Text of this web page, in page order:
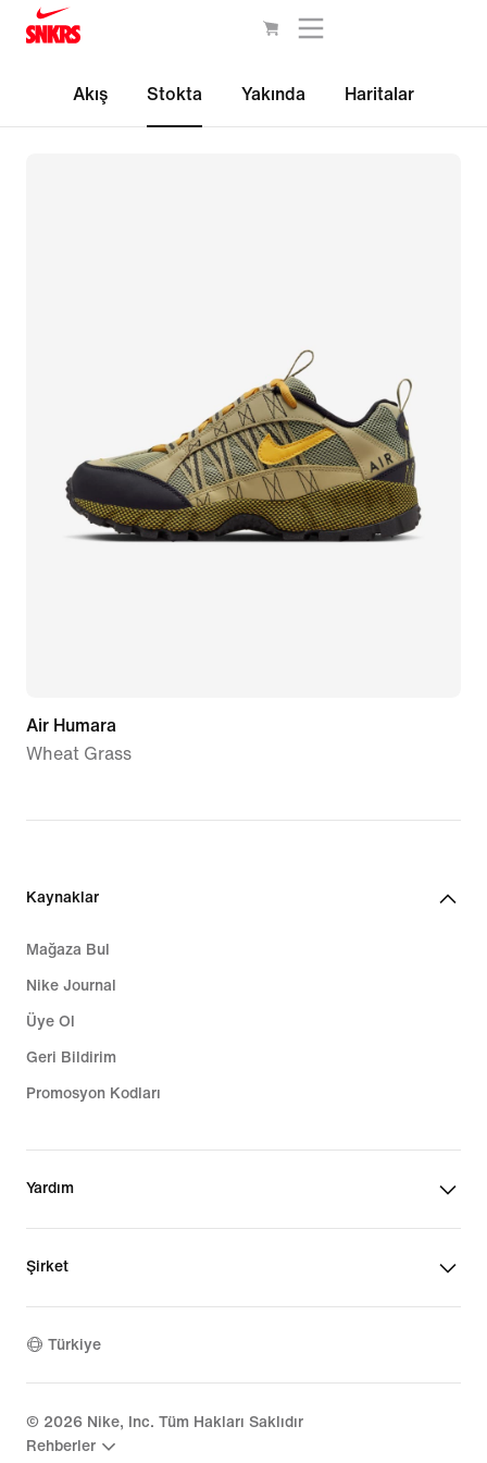
Akış Stokta Yakında Haritalar
Air Humara
Wheat Grass
Kaynaklar
Mağaza Bul
Nike Journal
Üye Ol
Geri Bildirim
Promosyon Kodları
Yardım
Şirket
Türkiye
© 2026 Nike, Inc. Tüm Hakları Saklıdır
Rehberler